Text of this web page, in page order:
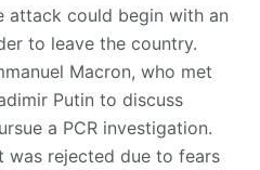
attack could begin with an
to leave the country.
Macron, who met
Putin to discuss
a PCR investigation.
rejected due to fears